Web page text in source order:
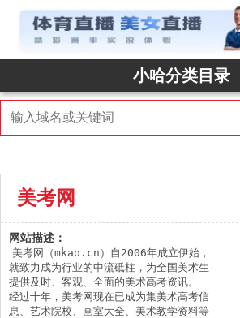
小哈分类目录
美考网
网站描述：
美考网（mkao.cn）自2006年成立伊始，
就致力成为行业的中流砥柱，为全国美术生
提供及时、客观、全面的美术高考资讯。
经过十年，美考网现在已成为集美术高考信
息、艺术院校、画室大全、美术教学资料等